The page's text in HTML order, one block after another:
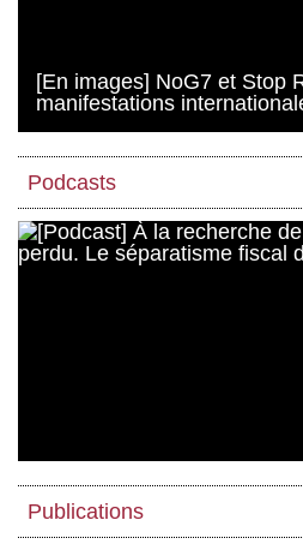
[En images] NoG7 et Stop
manifestations
Podcasts
Publications